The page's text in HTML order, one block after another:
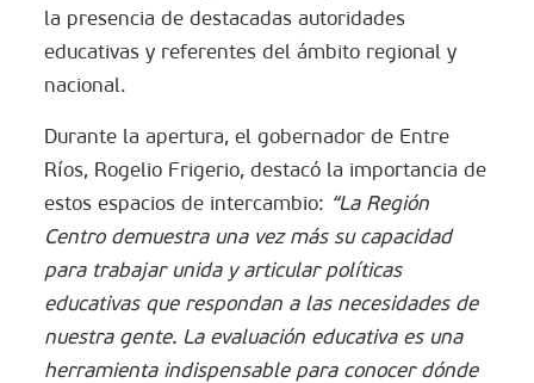
la presencia de destacadas autoridades
educativas y referentes del ámbito regional y
nacional.
Durante la apertura, el gobernador de Entre
Ríos, Rogelio Frigerio, destacó la importancia de
estos espacios de intercambio: “La Región
Centro demuestra una vez más su capacidad
para trabajar unida y articular políticas
educativas que respondan a las necesidades de
nuestra gente. La evaluación educativa es una
herramienta indispensable para conocer dónde